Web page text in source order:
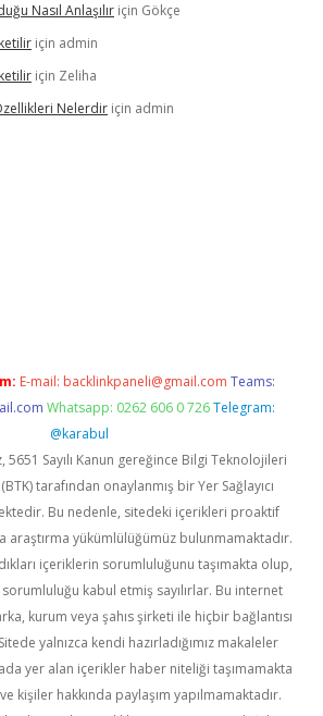
Nasıl Anlaşılır için Gökçe
için admin
için Zeliha
Nelerdir için admin
E-mail: backlinkpaneli@gmail.com Teams:
Whatsapp: 0262 606 0 726 Telegram:
@karabul
5651 Sayılı Kanun gereğince Bilgi Teknolojileri
tarafından onaylanmış bir Yer Sağlayıcı
Bu nedenle, sitedeki içerikleri proaktif
araştırma yükümlülüğümüz bulunmamaktadır.
içeriklerin sorumluluğunu taşımakta olup,
kabul etmiş sayılırlar. Bu internet
kurum veya şahıs şirketi ile hiçbir bağlantısı
yalnızca kendi hazırladığımız makaleler
yer alan içerikler haber niteliği taşımamakta
kişiler hakkında paylaşım yapılmamaktadır.